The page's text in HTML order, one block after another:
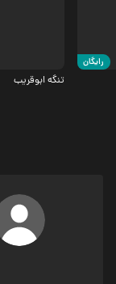
رایگان
تنگه ابوقریب